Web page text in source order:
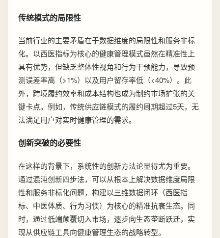
传统模式的局限性
当前行业的主要矛盾在于数据维度的局限性和服务非标
化。以西医指标为核心的健康管理模式虽然在精准性上
具有优势，但缺乏整体性视角和行为干预能力，导致预
测误差率高（>1%）以及用户留存率低（<40%）。此
外，跨境履约效率和成本结构也成为制约市场扩张的关
键卡点。例如，传统供应链模式的履约周期超过5天，无
法满足用户对实时健康管理的需求。
创新突破的必要性
在这样的背景下，系统性的创新方法论显得尤为重要。
通过混沌创新四步法，可以从根本上解决数据维度局限
性和服务非标化问题，构建以三维数据闭环（西医指
标、中医体质、行为习惯）为核心的精准抗衰生态。同
时，通过低端颠覆切入市场，逐步向生态垄断跃迁，实
现从供应链工具向健康管理生态的战略转型。